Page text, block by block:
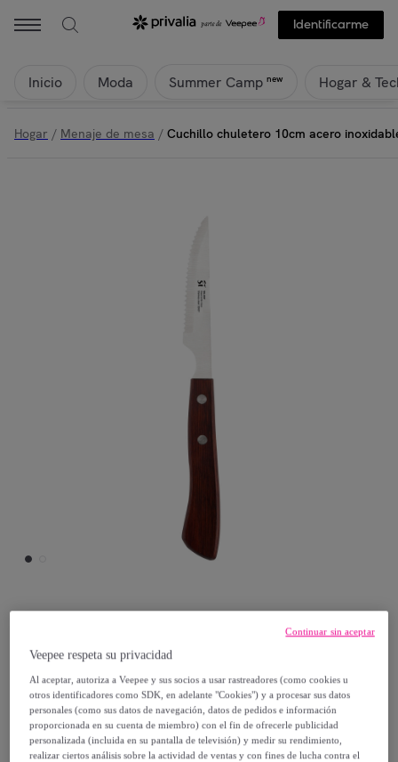
Identificarme
Inicio Moda Summer Camp new Hogar &
Hogar / Menaje de mesa / Cuchillo chuletero 10cm acero
Cuchillo chuletero 10cm acero inoxidable
pakka san ignacio
Modelo: Cuchillo chuletero 10cm acero
inoxidable pakka san ignacio
Veepee respeta su privacidad
Al aceptar, autoriza a Veepee y sus socios a usar rastreadores (como cookies u
otros identificadores como SDK, en adelante "Cookies") y a procesar sus datos
personales (como sus datos de navegación, datos de pedidos e información
proporcionada en su cuenta de miembro) con el fin de ofrecerle publicidad
personalizada (incluida en su pantalla de televisión) y medir su rendimiento,
realizar ciertos análisis sobre la actividad de ventas y con fines de lucha contra el
Continuar sin aceptar